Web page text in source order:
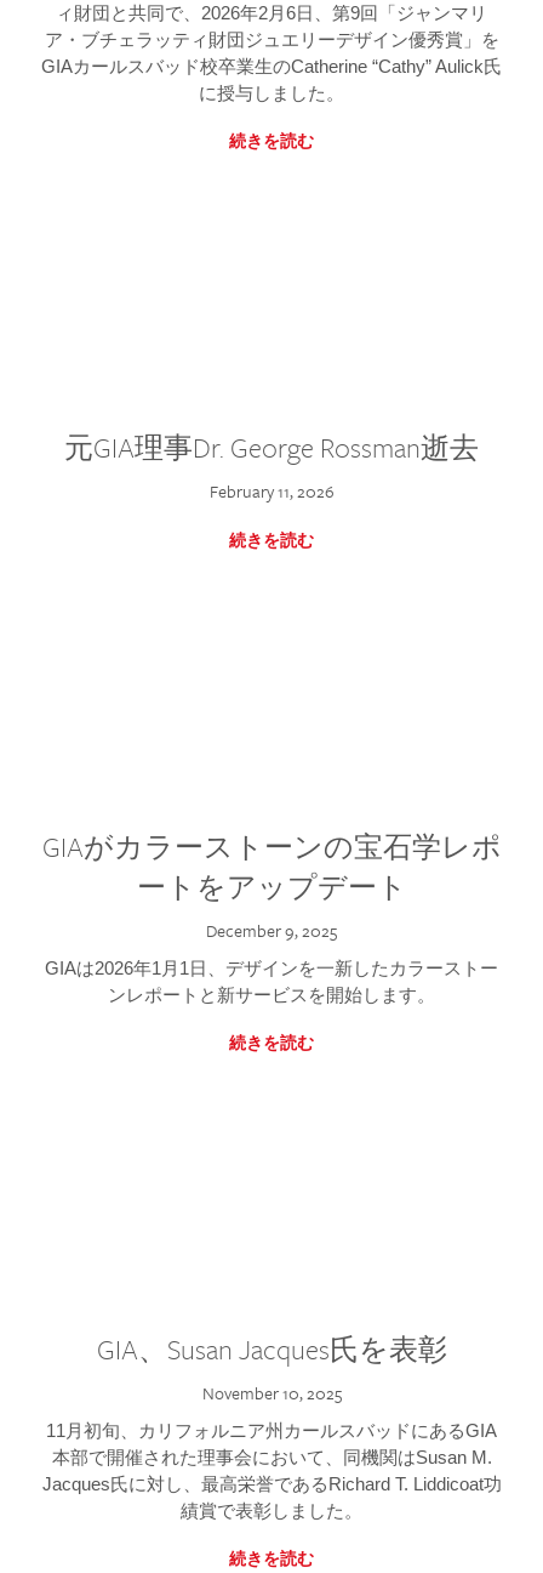
ィ財団と共同で、2026年2月6日、第9回「ジャンマリ
ア・ブチェラッティ財団ジュエリーデザイン優秀賞」を
GIAカールスバッド校卒業生のCatherine “Cathy” Aulick氏
に授与しました。
続きを読む
元GIA理事Dr. George Rossman逝去
February 11, 2026
続きを読む
GIAがカラーストーンの宝石学レポ
ートをアップデート
December 9, 2025
GIAは2026年1月1日、デザインを一新したカラーストー
ンレポートと新サービスを開始します。
続きを読む
GIA、Susan Jacques氏を表彰
November 10, 2025
11月初旬、カリフォルニア州カールスバッドにあるGIA
本部で開催された理事会において、同機関はSusan M.
Jacques氏に対し、最高栄誉であるRichard T. Liddicoat功
績賞で表彰しました。
続きを読む